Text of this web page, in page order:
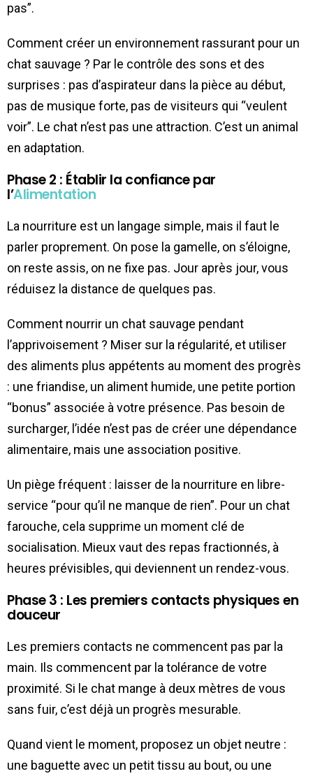
pas”.
Comment créer un environnement rassurant pour un
chat sauvage ? Par le contrôle des sons et des
surprises : pas d’aspirateur dans la pièce au début,
pas de musique forte, pas de visiteurs qui “veulent
voir”. Le chat n’est pas une attraction. C’est un animal
en adaptation.
Phase 2 : Établir la confiance par
l’Alimentation
La nourriture est un langage simple, mais il faut le
parler proprement. On pose la gamelle, on s’éloigne,
on reste assis, on ne fixe pas. Jour après jour, vous
réduisez la distance de quelques pas.
Comment nourrir un chat sauvage pendant
l’apprivoisement ? Miser sur la régularité, et utiliser
des aliments plus appétents au moment des progrès
: une friandise, un aliment humide, une petite portion
“bonus” associée à votre présence. Pas besoin de
surcharger, l’idée n’est pas de créer une dépendance
alimentaire, mais une association positive.
Un piège fréquent : laisser de la nourriture en libre-
service “pour qu’il ne manque de rien”. Pour un chat
farouche, cela supprime un moment clé de
socialisation. Mieux vaut des repas fractionnés, à
heures prévisibles, qui deviennent un rendez-vous.
Phase 3 : Les premiers contacts physiques en
douceur
Les premiers contacts ne commencent pas par la
main. Ils commencent par la tolérance de votre
proximité. Si le chat mange à deux mètres de vous
sans fuir, c’est déjà un progrès mesurable.
Quand vient le moment, proposez un objet neutre :
une baguette avec un petit tissu au bout, ou une